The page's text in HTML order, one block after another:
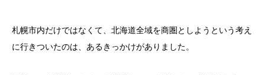
札幌市内だけではなくて、北海道全域を商圏としようという考え
に行きついたのは、あるきっかけがありました。